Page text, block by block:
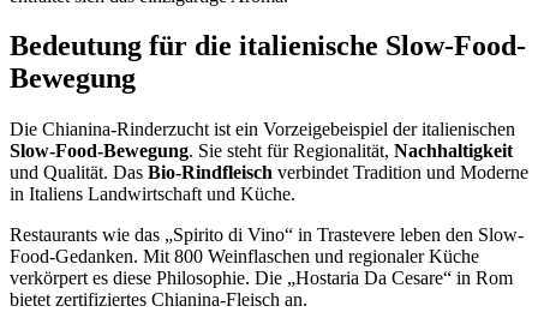
Bedeutung für die italienische Slow-Food-
Bewegung
Die Chianina-Rinderzucht ist ein Vorzeigebeispiel der italienischen
Slow-Food-Bewegung. Sie steht für Regionalität, Nachhaltigkeit
und Qualität. Das Bio-Rindfleisch verbindet Tradition und Moderne
in Italiens Landwirtschaft und Küche.
Restaurants wie das „Spirito di Vino“ in Trastevere leben den Slow-
Food-Gedanken. Mit 800 Weinflaschen und regionaler Küche
verkörpert es diese Philosophie. Die „Hostaria Da Cesare“ in Rom
bietet zertifiziertes Chianina-Fleisch an.